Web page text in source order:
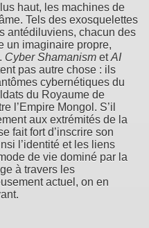
haut, les machines de
Tels des exosquelettes
antédiluviens, chacun des
un imaginaire propre,
Cyber Shamanism etAI
pas autre chose : ils
cybernétiques du
du Royaume de
l’Empire Mongol. S’il
aux extrémités de la
fait fort d’inscrire son
l’identité et les liens
de vie dominé par la
à travers les
actuel, on en